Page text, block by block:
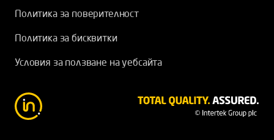
Политика за поверителност
Политика за бисквитки
Условия за ползване на уебсайта